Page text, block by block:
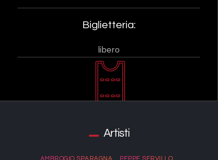
Biglietteria:
libero
Artisti
AMBROGIO SPARAGNA PEPPE SERVILLO